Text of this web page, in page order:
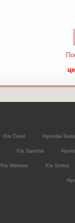
Kia Ceed Hyundai
Kia Spectra
Kia Mohave Kia Seltos